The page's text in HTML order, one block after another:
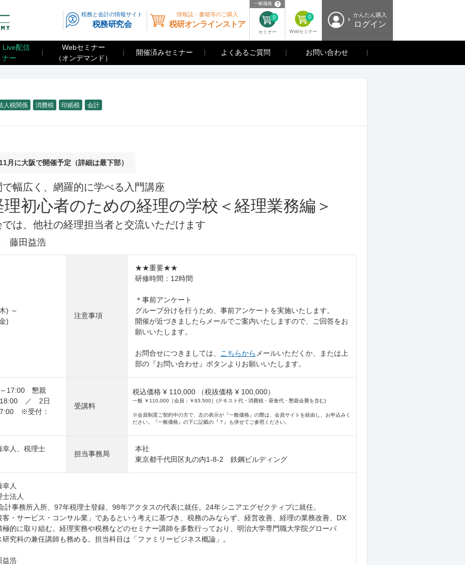
かんたん購入
ログイン
一般価格 ？
セミナー
0
Webセミナー
0
税務と会計の情報サイト
税務研究会
情報誌・書籍等のご購入
税研オンラインストア
Live配信
ナー
Webセミナー
（オンデマンド）
開催済みセミナー よくあるご質問 お問い合わせ
人税関係
消費税 印紙税 会計
月に大阪で開催予定（詳細は最下部）
幅広く、網羅的に学べる入門講座
理初心者のための経理の学校＜経理業務編＞
は、他社の経理担当者と交流いただけます
藤田益浩
) ～
)
注意事項
★★重要★★
研修時間：12時間
＊事前アンケート
グループ分けを行うため、事前アンケートを実施いたします。
開催が近づきましたらメールでご案内いたしますので、ご回答をお
願いいたします。
お問合せにつきましては、 こちらから メールいただくか、または上
部の『お問い合わせ』ボタンよりお願いいたします。
17:00 懇親
18:00 ／ 2日
※受付：
受講料
税込価格 ¥ 110,000 （税抜価格 ¥ 100,000）
一般 ￥110,000［会員：￥93,500］(テキスト代・消費税・昼食代・懇親会費を含む)
※会員制度ご契約中の方で、左の表示が『一般価格』の際は、会員サイトを経由し、お申込みく
ださい。『一般価格』の下に記載の『？』も併せてご参照ください。
人、税理士
担当事務局
本社
東京都千代田区丸の内1-8-2 鉄鋼ビルディング
人
士法人
計事務所入所、97年税理士登録、98年アクタスの代表に就任。24年シニアエグゼクティブに就任。
客・サービス・コンサル業」であるという考えに基づき、税務のみならず、経営改善、経理の業務改善、DX
極的に取り組む。経理実務や税務などのセミナー講師を多数行っており、明治大学専門職大学院グローバ
研究科の兼任講師も務める。担当科目は「ファミリービジネス概論」。
浩